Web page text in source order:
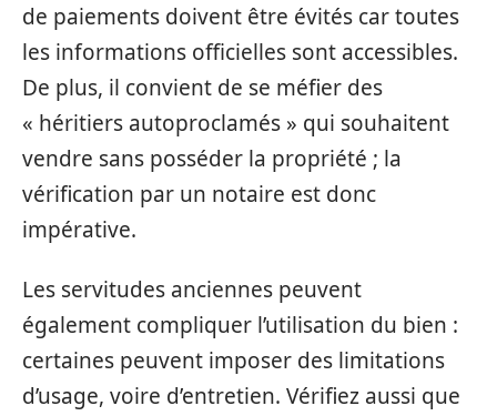
de paiements doivent être évités car toutes
les informations officielles sont accessibles.
De plus, il convient de se méfier des
« héritiers autoproclamés » qui souhaitent
vendre sans posséder la propriété ; la
vérification par un notaire est donc
impérative.
Les servitudes anciennes peuvent
également compliquer l’utilisation du bien :
certaines peuvent imposer des limitations
d’usage, voire d’entretien. Vérifiez aussi que